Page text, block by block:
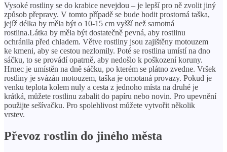
Vysoké rostliny se do krabice nevejdou – je lepší pro ně zvolit jiný
způsob přepravy. V tomto případě se bude hodit prostorná taška,
jejíž délka by měla být o 10-15 cm vyšší než samotná
rostlina.Látka by měla být dostatečně pevná, aby rostlinu
ochránila před chladem. Větve rostliny jsou zajištěny motouzem
ke kmeni, aby se cestou nezlomily. Poté se rostlina umístí na dno
sáčku, to se provádí opatrně, aby nedošlo k poškození koruny.
Hrnec je umístěn na dně sáčku, po kterém se plátno zvedne. Vršek
rostliny je svázán motouzem, taška je omotaná provazy. Pokud je
venku teplota kolem nuly a cesta z jednoho místa na druhé je
krátká, můžete rostlinu zabalit do papíru nebo novin. Pro upevnění
použijte sešívačku. Pro spolehlivost můžete vytvořit několik
vrstev.
Převoz rostlin do jiného města